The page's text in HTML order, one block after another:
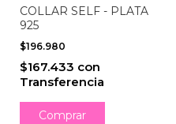
COLLAR SELF - PLATA
925
$196.980
$167.433 con
Transferencia
Comprar